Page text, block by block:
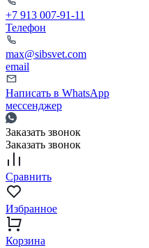
+7 913 007-91-11
Телефон
max@sibsvet.com
email
Написать в WhatsApp
мессенджер
Заказать звонок
Заказать звонок
Сравнить
Избранное
Корзина